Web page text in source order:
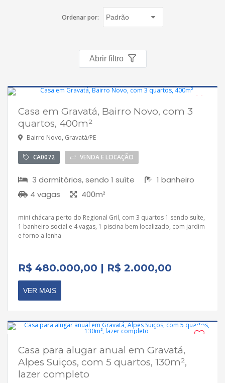
Ordenar por:
Abrir filtro
Casa em Gravatá, Bairro Novo, com 3
quartos, 400m²
Bairro Novo, Gravatá/PE
CA0072 VENDA E LOCAÇÃO
3 dormitórios, sendo 1 suíte
1 banheiro
4 vagas
400m²
mini chácara perto do Regional Gril, com 3 quartos 1 sendo suíte,
1 banheiro social e 4 vagas, 1 piscina bem localizado, com jardim
e forno a lenha
R$ 480.000,00 | R$ 2.000,00
VER MAIS
Disponível
Casa para alugar anual em Gravatá,
Alpes Suiços, com 5 quartos, 130m²,
lazer completo